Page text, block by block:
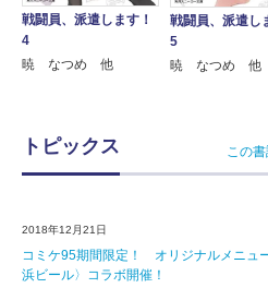
戦闘員、派遣します！
4
暁 なつめ 他
戦闘員、派遣し
5
暁 なつめ 他
トピックス この
2018年12月21日
コミケ95期間限定！ オリジナルメニュ
浜ビール〉コラボ開催！